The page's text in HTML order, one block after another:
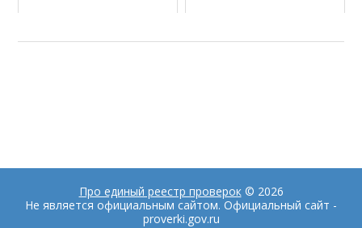
Про единый реестр проверок© 2026
Не является официальным сайтом. Официальный сайт -
proverki.gov.ru